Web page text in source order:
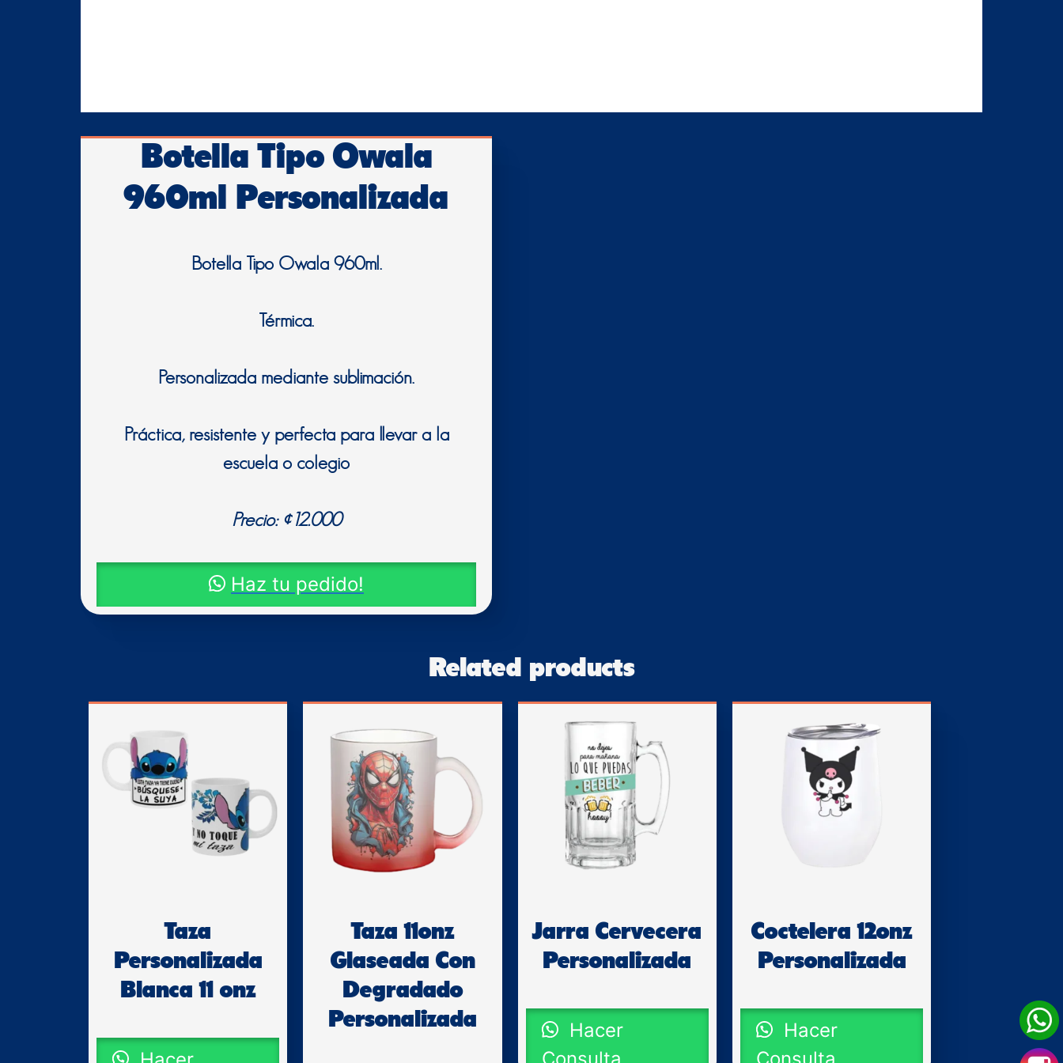
Botella Tipo Owala
960ml Personalizada
Botella Tipo Owala 960ml.
Térmica.
Personalizada mediante sublimación.
Práctica, resistente y perfecta para llevar a la
escuela o colegio
Precio: ¢12.000
Haz tu pedido!
Related products
Taza
Personalizada
Blanca 11 onz
Taza 11onz
Glaseada Con
Degradado
Personalizada
Jarra Cervecera
Personalizada
Hacer
Consulta
Coctelera 12onz
Personalizada
Hacer
Consulta